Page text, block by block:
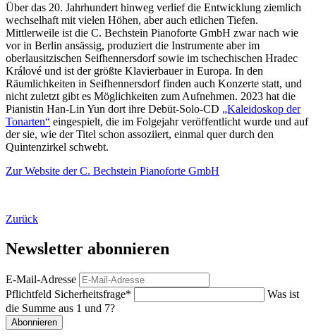
Über das 20. Jahrhundert hinweg verlief die Entwicklung ziemlich
wechselhaft mit vielen Höhen, aber auch etlichen Tiefen.
Mittlerweile ist die C. Bechstein Pianoforte GmbH zwar nach wie
vor in Berlin ansässig, produziert die Instrumente aber im
oberlausitzischen Seifhennersdorf sowie im tschechischen Hradec
Králové und ist der größte Klavierbauer in Europa. In den
Räumlichkeiten in Seifhennersdorf finden auch Konzerte statt, und
nicht zuletzt gibt es Möglichkeiten zum Aufnehmen. 2023 hat die
Pianistin Han-Lin Yun dort ihre Debüt-Solo-CD „Kaleidoskop der
Tonarten“ eingespielt, die im Folgejahr veröffentlicht wurde und auf
der sie, wie der Titel schon assoziiert, einmal quer durch den
Quintenzirkel schwebt.
Zur Website der C. Bechstein Pianoforte GmbH
Zurück
Newsletter abonnieren
E-Mail-Adresse
Pflichtfeld Sicherheitsfrage*
Was ist
die Summe aus 1 und 7?
Abonnieren